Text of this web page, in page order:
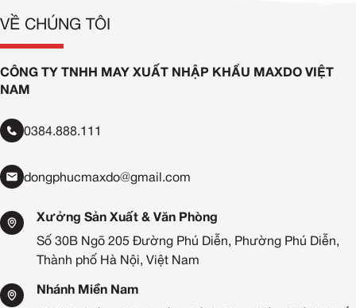
VỀ CHÚNG TÔI
CÔNG TY TNHH MAY XUẤT NHẬP KHẨU MAXDO VIỆT
NAM
0384.888.111
dongphucmaxdo@gmail.com
Xưởng Sản Xuất & Văn Phòng
Số 30B Ngõ 205 Đường Phú Diễn, Phường Phú Diễn,
Thành phố Hà Nội, Việt Nam
Nhánh Miền Nam